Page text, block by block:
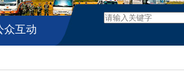
众互动